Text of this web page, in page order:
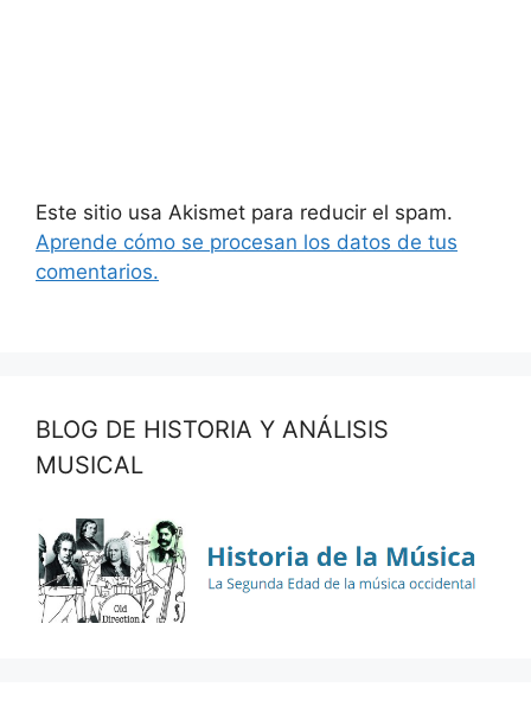
Este sitio usa Akismet para reducir el spam.
Aprende cómo se procesan los datos de tus
comentarios.
BLOG DE HISTORIA Y ANÁLISIS
MUSICAL